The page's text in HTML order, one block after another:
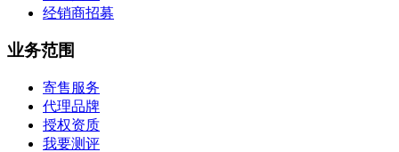
经销商招募
业务范围
寄售服务
代理品牌
授权资质
我要测评